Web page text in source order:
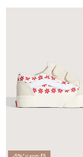
-5%* с код: FS